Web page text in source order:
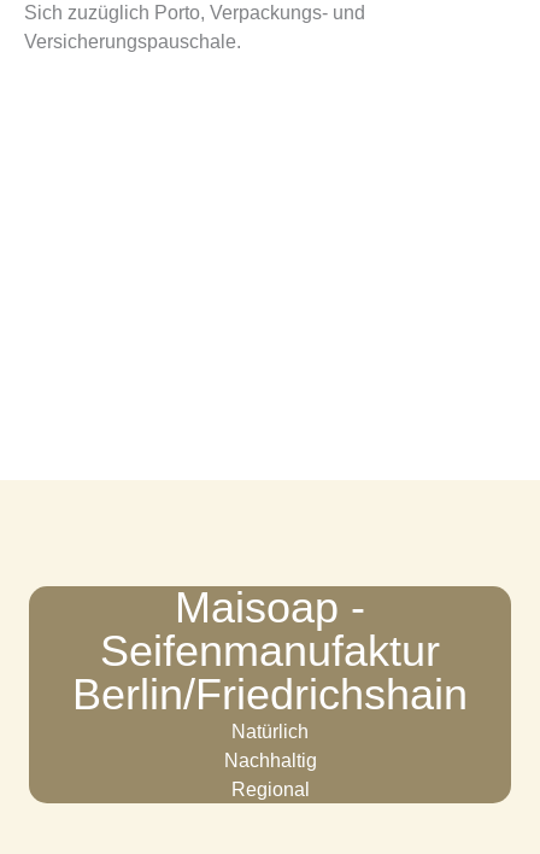
Sich zuzüglich Porto, Verpackungs- und
Versicherungspauschale.
Maisoap -
Seifenmanufaktur
Berlin/Friedrichshain
Natürlich
Nachhaltig
Regional